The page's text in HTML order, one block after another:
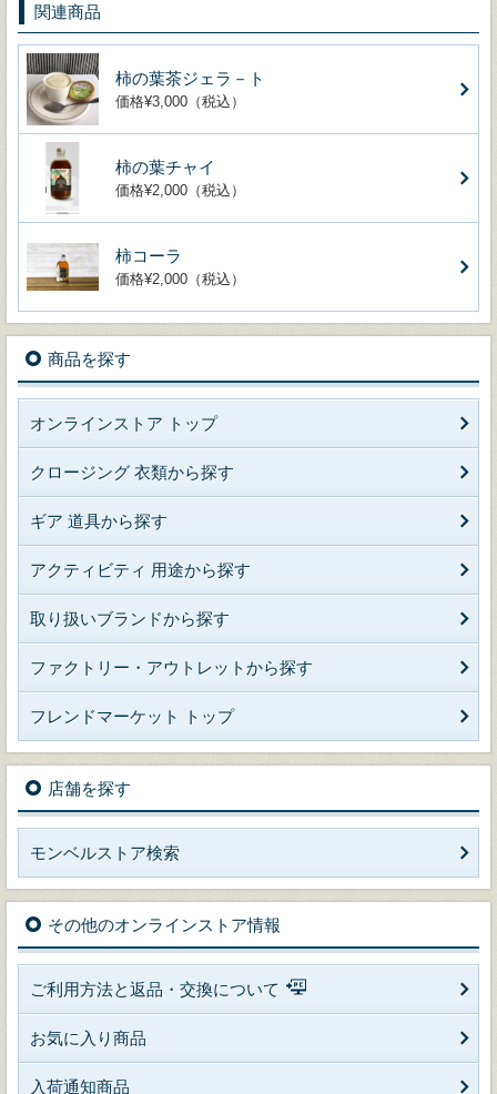
関連商品
柿の葉茶ジェラ－ト
価格¥3,000（税込）
柿の葉チャイ
価格¥2,000（税込）
柿コーラ
価格¥2,000（税込）
商品を探す
オンラインストア トップ
クロージング 衣類から探す
ギア 道具から探す
アクティビティ 用途から探す
取り扱いブランドから探す
ファクトリー・アウトレットから探す
フレンドマーケット トップ
店舗を探す
モンベルストア検索
その他のオンラインストア情報
ご利用方法と返品・交換について
お気に入り商品
入荷通知商品